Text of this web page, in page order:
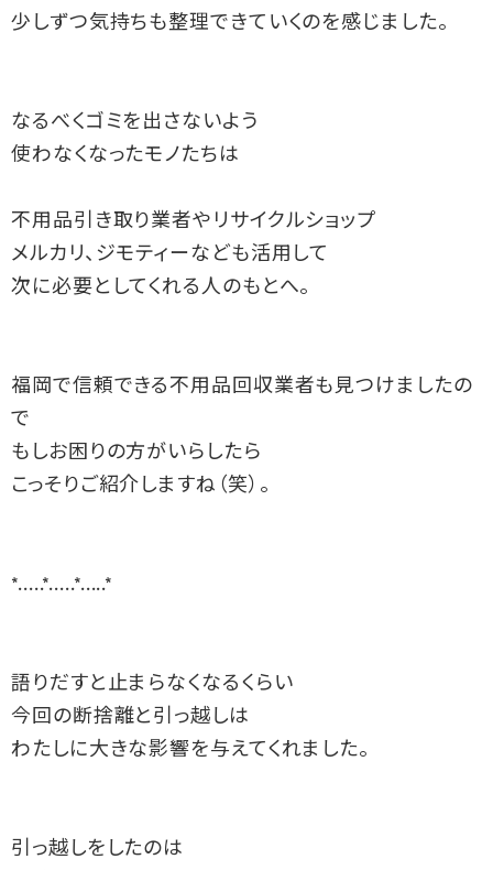
少しずつ気持ちも整理できていくのを感じました。
なるべくゴミを出さないよう
使わなくなったモノたちは
不用品引き取り業者やリサイクルショップ
メルカリ、ジモティーなども活用して
次に必要としてくれる人のもとへ。
福岡で信頼できる不用品回収業者も見つけましたの
で
もしお困りの方がいらしたら
こっそりご紹介しますね（笑）。
*.....*.....*.....*
語りだすと止まらなくなるくらい
今回の断捨離と引っ越しは
わたしに大きな影響を与えてくれました。
引っ越しをしたのは